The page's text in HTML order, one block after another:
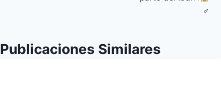
‍♂
Publicaciones Similares